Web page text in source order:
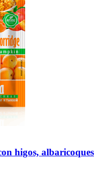
higos, albaricoques